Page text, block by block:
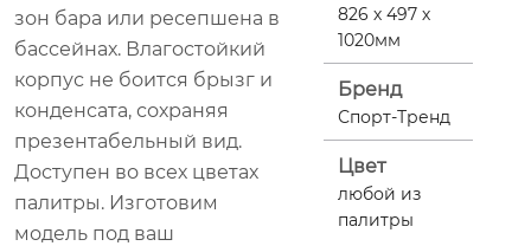
зон бара или ресепшена в
бассейнах. Влагостойкий
корпус не боится брызг и
конденсата, сохраняя
презентабельный вид.
Доступен во всех цветах
палитры. Изготовим
модель под ваш
826 х 497 х
1020мм
Бренд
Спорт-Тренд
Цвет
любой из
палитры